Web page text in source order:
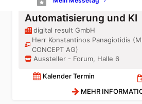
Personalaufbau: Ein
Automatisierung und KI
digital result GmbH
Herr Konstantinos Panagiotidis
CONCEPT AG)
Aussteller - Forum, Halle 6
Kalender Termin
MEHR